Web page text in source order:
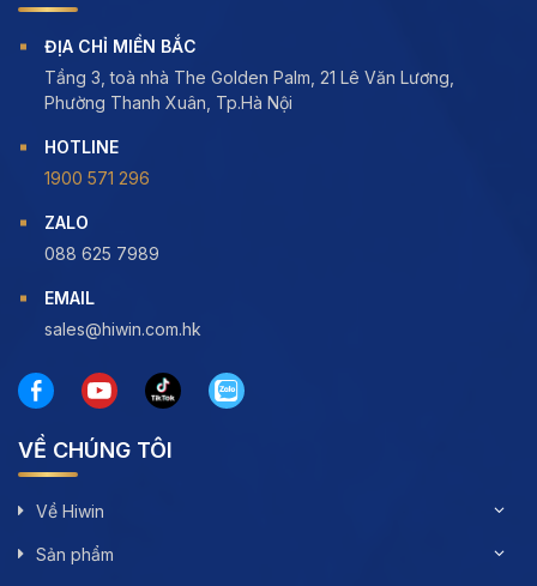
ĐỊA CHỈ MIỀN BẮC
Tầng 3, toà nhà The Golden Palm, 21 Lê Văn Lương,
Phường Thanh Xuân, Tp.Hà Nội
HOTLINE
1900 571 296
ZALO
088 625 7989
EMAIL
sales@hiwin.com.hk
VỀ CHÚNG TÔI
Về Hiwin
Sản phẩm